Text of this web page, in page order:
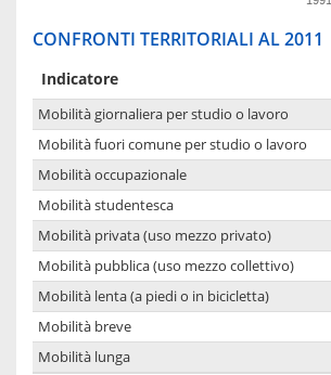
CONFRONTI TERRITORIALI AL 2011
Indicatore
Mobilità giornaliera per studio o lavoro
Mobilità fuori comune per studio o lavoro
Mobilità occupazionale
Mobilità studentesca
Mobilità privata (uso mezzo privato)
Mobilità pubblica (uso mezzo collettivo)
Mobilità lenta (a piedi o in bicicletta)
Mobilità breve
Mobilità lunga